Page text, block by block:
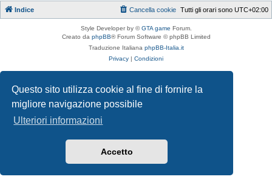
Questo sito utilizza cookie al fine di fornire la
migliore navigazione possibile
Ulteriori informazioni
Accetto
Indice Tutti gli orari sono UTC+02:00
Cancella cookie
Style Developer by ©GTA game Forum.
Creato da phpBB® Forum Software © phpBB Limited
Traduzione Italiana phpBB-Italia.it
Privacy | Condizioni